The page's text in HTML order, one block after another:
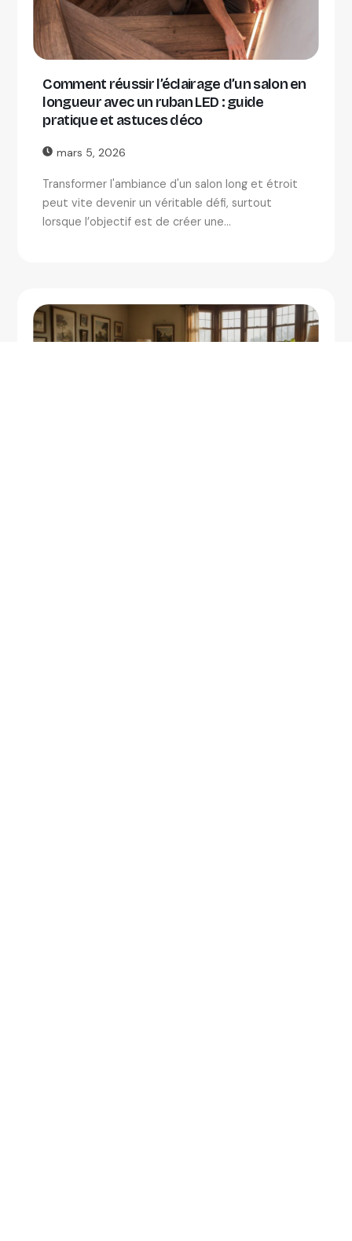
Comment réussir l’éclairage d’un salon en
longueur avec un ruban LED : guide
pratique et astuces déco
mars 5, 2026
Transformer l'ambiance d'un salon long et étroit
peut vite devenir un véritable défi, surtout
lorsque l’objectif est de créer une...